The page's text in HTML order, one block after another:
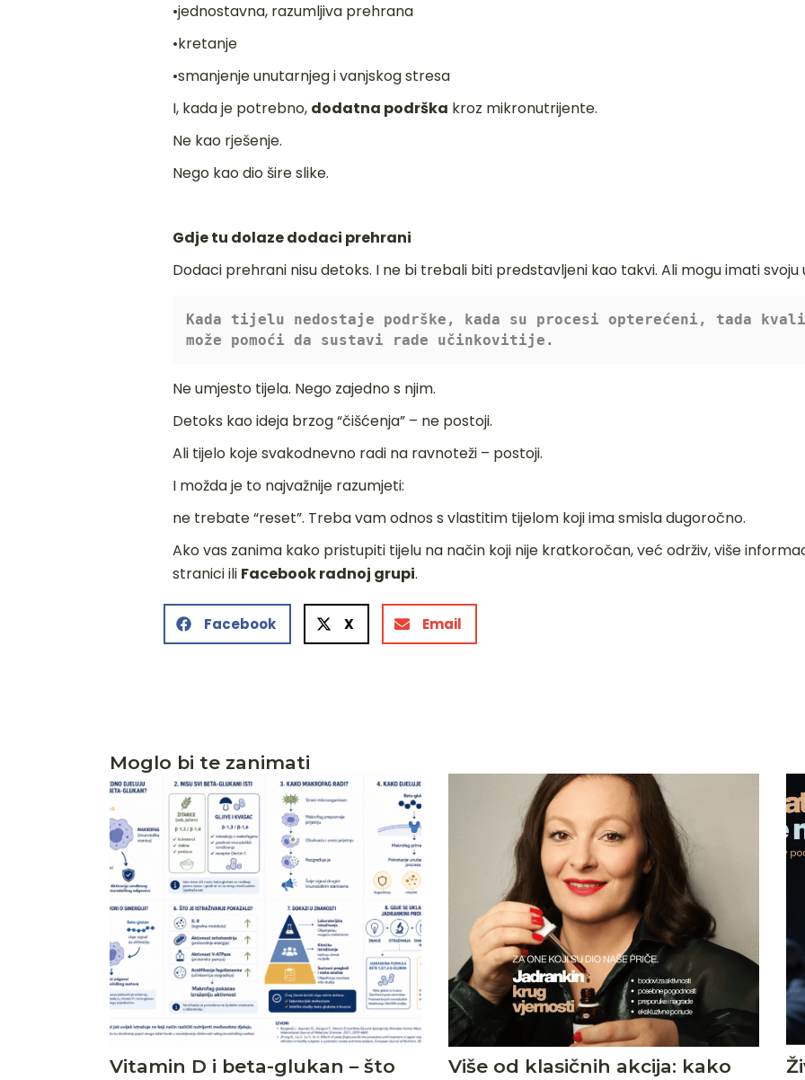
•jednostavna, razumljiva prehrana
•kretanje
•smanjenje unutarnjeg i vanjskog stresa
I, kada je potrebno, dodatna podrška kroz mikronutrijente.
Ne kao rješenje.
Nego kao dio šire slike.
Gdje tu dolaze dodaci prehrani
Dodaci prehrani nisu detoks. I ne bi trebali biti predstavljeni kao takvi. Ali mogu imati svoju
Kada tijelu nedostaje podrške, kada su procesi opterećeni, tada
može pomoći da sustavi rade učinkovitije.
Ne umjesto tijela. Nego zajedno s njim.
Detoks kao ideja brzog “čišćenja” – ne postoji.
Ali tijelo koje svakodnevno radi na ravnoteži – postoji.
I možda je to najvažnije razumjeti:
ne trebate “reset”. Treba vam odnos s vlastitim tijelom koji ima smisla dugoročno.
Ako vas zanima kako pristupiti tijelu na način koji nije kratkoročan, već održiv, više
straniciili Facebook radnoj grupi.
Facebook X Email
Moglo bi te zanimati
Vitamin D i beta-glukan – što
Više od klasičnih akcija: kako